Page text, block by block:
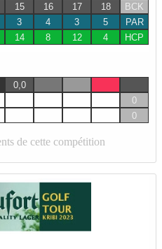
15 16 17 18
BCK
3 4 3 5
PAR
14 8 12 4 HCP
0,0
0
0
de cette compétition